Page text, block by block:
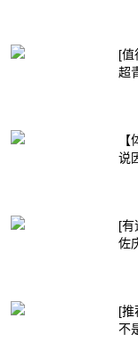
[值
超
说
[有
佐
[推
不